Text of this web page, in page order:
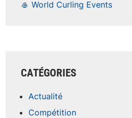
🥌 World Curling Events
CATÉGORIES
Actualité
Compétition